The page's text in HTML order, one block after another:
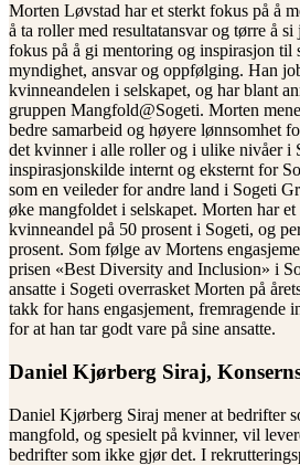
Morten Løvstad har et sterkt fokus på å
å ta roller med resultatansvar og tørre å
fokus på å gi mentoring og inspirasjon til
myndighet, ansvar og oppfølging. Han
kvinneandelen i selskapet, og har blant
gruppen Mangfold@Sogeti. Morten
bedre samarbeid og høyere lønnsomhet
det kvinner i alle roller og i ulike nivåer i
inspirasjonskilde internt og eksternt for
som en veileder for andre land i Sogeti
øke mangfoldet i selskapet. Morten har
kvinneandel på 50 prosent i Sogeti, og
prosent. Som følge av Mortens
prisen «Best Diversity and Inclusion» i
ansatte i Sogeti overrasket Morten på
takk for hans engasjement, fremragende
for at han tar godt vare på sine ansatte.
Daniel Kjørberg Siraj,
Daniel Kjørberg Siraj mener at bedrifter
mangfold, og spesielt på kvinner, vil
bedrifter som ikke gjør det. I